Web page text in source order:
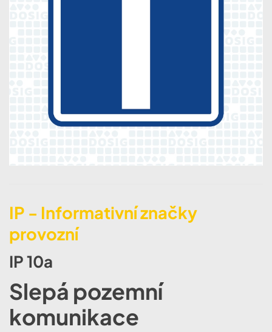
IP - Informativní značky
provozní
IP 10a
Slepá pozemní
komunikace